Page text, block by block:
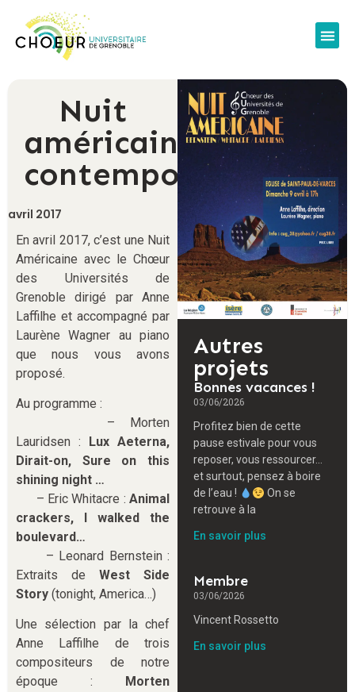
Nuit
américaine
contemporaine
avril 2017
En avril 2017, c’est une Nuit
Américaine avec le Chœur
des Universités de
Grenoble dirigé par Anne
Laffilhe et accompagné par
Laurène Wagner au piano
que nous vous avons
proposé.
Au programme :
– Morten
Lauridsen : Lux Aeterna,
Dirait-on, Sure on this
shining night …
– Eric Whitacre : Animal
crackers, I walked the
boulevard…
– Leonard Bernstein :
Extraits de West Side
Story (tonight, America…)
Une sélection par la chef
Anne Laffilhe de trois
compositeurs de notre
époque :
Morten
Autres
projets
Bonnes vacances !
03/06/2026
Profitez bien de cette
pause estivale pour vous
reposer, vous ressourcer…
et surtout, pensez à boire
de l’eau !
On se
retrouve à la
En savoir plus
Membre
03/06/2026
Vincent Rossetto
En savoir plus